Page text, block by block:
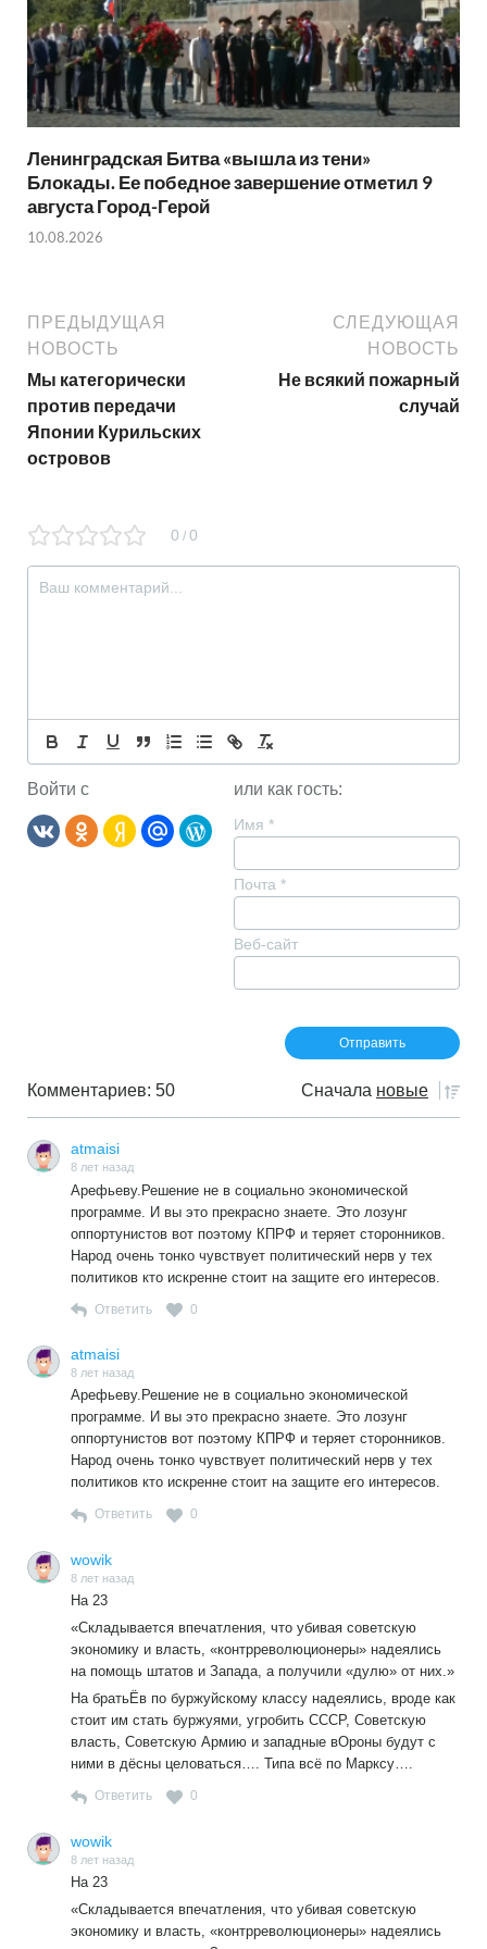
Ленинградская Битва «вышла из тени»
Блокады. Ее победное завершение отметил 9
августа Город-Герой
10.08.2026
ПРЕДЫДУЩАЯ
НОВОСТЬ
Мы категорически
против передачи
Японии Курильских
островов
СЛЕДУЮЩАЯ
НОВОСТЬ
Не всякий пожарный
случай
0 / 0
Войти с или как гость:
Имя *
Почта *
Веб-сайт
Комментариев: 50 Сначала новые
atmaisi
8 лет назад
Арефьеву.Решение не в социально экономической
программе. И вы это прекрасно знаете. Это лозунг
оппортунистов вот поэтому КПРФ и теряет сторонников.
Народ очень тонко чувствует политический нерв у тех
политиков кто искренне стоит на защите его интересов.
Ответить 0
atmaisi
8 лет назад
Арефьеву.Решение не в социально экономической
программе. И вы это прекрасно знаете. Это лозунг
оппортунистов вот поэтому КПРФ и теряет сторонников.
Народ очень тонко чувствует политический нерв у тех
политиков кто искренне стоит на защите его интересов.
Ответить 0
wowik
8 лет назад
На 23
«Складывается впечатления, что убивая советскую
экономику и власть, «контрреволюционеры» надеялись
на помощь штатов и Запада, а получили «дулю» от них.»
На братьЁв по буржуйскому классу надеялись, вроде как
стоит им стать буржуями, угробить СССР, Советскую
власть, Советскую Армию и западные вОроны будут с
ними в дёсны целоваться…. Типа всё по Марксу….
Ответить 0
wowik
8 лет назад
На 23
«Складывается впечатления, что убивая советскую
экономику и власть, «контрреволюционеры» надеялись